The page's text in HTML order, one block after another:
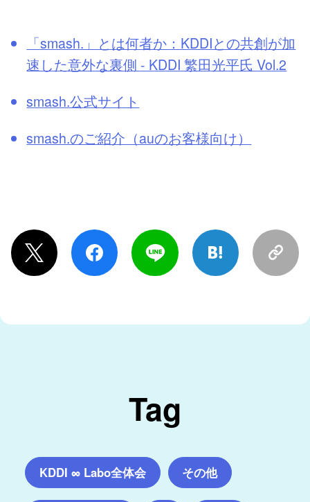
「smash.」とは何者か：KDDIとの共創が加
速した意外な裏側 - KDDI 繁田光平氏 Vol.2
smash.公式サイト
smash.のご紹介（auのお客様向け）
Tag
KDDI ∞ Labo全体会 その他